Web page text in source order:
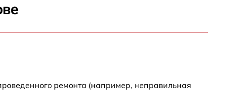
ремонта (например, неправильная